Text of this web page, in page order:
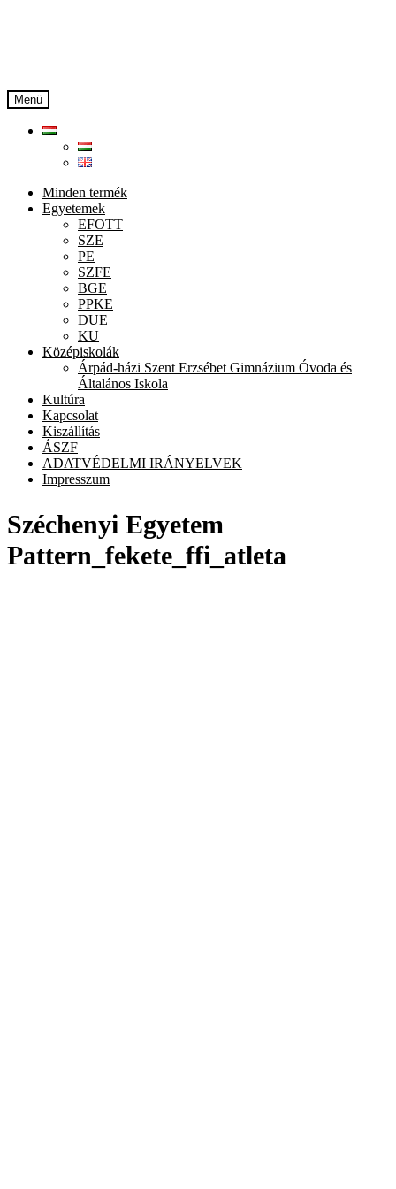
Menü
Minden termék
Egyetemek
EFOTT
SZE
PE
SZFE
BGE
PPKE
DUE
KU
Középiskolák
Árpád-házi Szent Erzsébet Gimnázium Óvoda és
Általános Iskola
Kultúra
Kapcsolat
Kiszállítás
ÁSZF
ADATVÉDELMI IRÁNYELVEK
Impresszum
Széchenyi Egyetem
Pattern_fekete_ffi_atleta